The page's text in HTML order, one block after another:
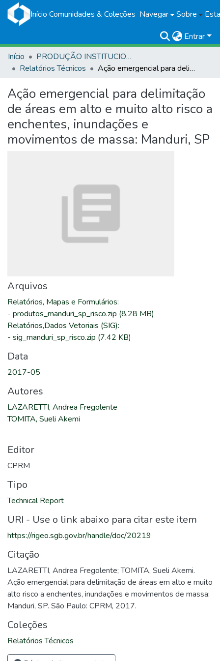
Início Comunidades & Coleções Navegar Sobre
Entrar
Início
PRODUÇÃO INSTITUCIONAL
Relatórios Técnicos
Ação emergencial para delimitação de áreas em alto e muito alto risco a enchentes, inundações e movimentos de massa: Manduri, SP
Ação emergencial para delimitação
de áreas em alto e muito alto risco a
enchentes, inundações e
movimentos de massa: Manduri, SP
Arquivos
Relatórios, Mapas e Formulários:
- produtos_manduri_sp_risco.zip (8.28 MB)
Relatórios,Dados Vetoriais (SIG):
- sig_manduri_sp_risco.zip (7.42 KB)
Data
2017-05
Autores
LAZARETTI, Andrea Fregolente
TOMITA, Sueli Akemi
Editor
CPRM
Tipo
Technical Report
URI - Use o link abaixo para citar este item
https://rigeo.sgb.gov.br/handle/doc/20219
Citação
LAZARETTI, Andrea Fregolente; TOMITA, Sueli Akemi.
Ação emergencial para delimitação de áreas em alto e muito
alto risco a enchentes, inundações e movimentos de massa:
Manduri, SP. São Paulo: CPRM, 2017.
Coleções
Relatórios Técnicos